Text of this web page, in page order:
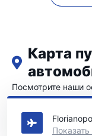
Карта
Посмотрите наши
в Florianopolis